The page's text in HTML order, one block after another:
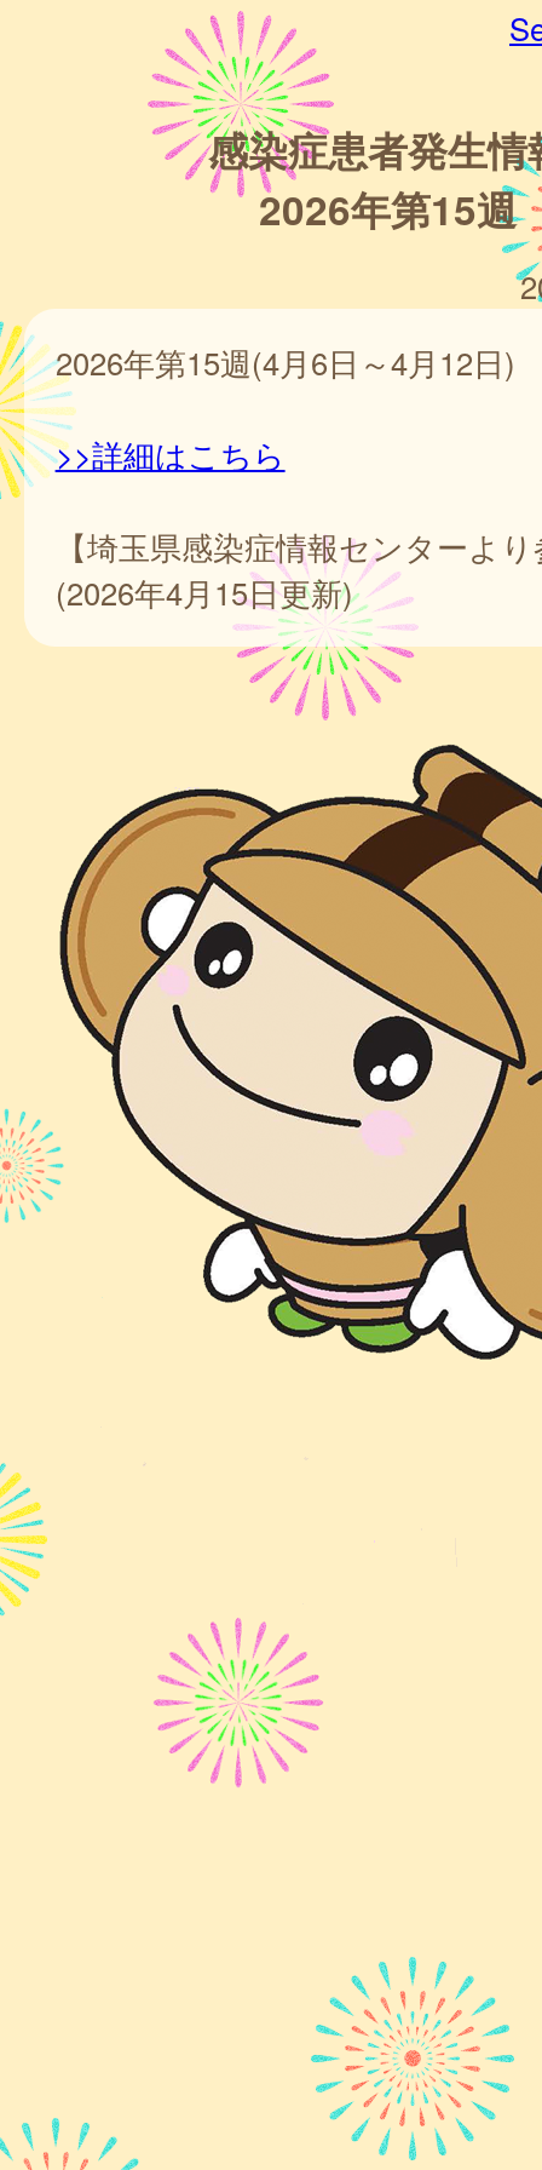
感染症患者発生情
2026年第15週
2026年第15週(4月6日～4月12日)
>>詳細はこちら
【埼玉県感染症情報センターよ
(2026年4月15日更新)